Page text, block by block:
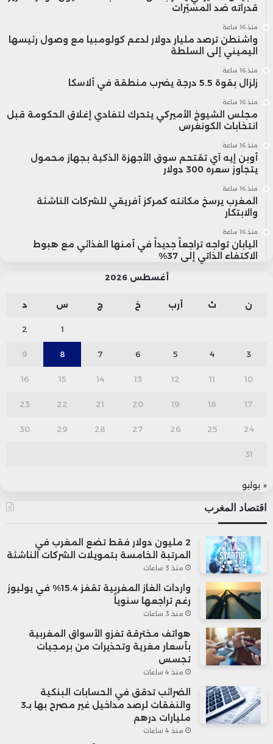
قدراته ضد المسيّرات
منذ 16 ساعة
واشنطن ترصد مليار دولار لدعم كولومبيا مع وصول رئيسها
اليميني إلى السلطة
منذ 16 ساعة
زلزال بقوة 5.5 درجة يضرب منطقة في ألاسكا
منذ 16 ساعة
مجلس الشيوخ الأميركي يتحرك لتفادي إغلاق الحكومة قبل
انتخابات الكونغرس
منذ 16 ساعة
أوبن إيه آي تقتحم سوق الأجهزة الذكية بجهاز محمول
يتجاوز سعره 300 دولار
منذ 16 ساعة
المغرب يرسخ مكانته كمركز أفريقي للشركات الناشئة
والابتكار
منذ 16 ساعة
اليابان تواجه تراجعاً جديداً في أمنها الغذائي مع هبوط
الاكتفاء الذاتي إلى 37%
أغسطس 2026
ن ث أرب خ ج س د
1
2
3
4
5
6
7
8
9
10
11
12
13
14
15
16
17
18
19
20
21
22
23
24
25
26
27
28
29
30
31
« يوليو
اقتصاد المغرب
2 مليون دولار فقط تضع المغرب في
المرتبة الخامسة بتمويلات الشركات الناشئة
منذ 3 ساعات
واردات الغاز المغربية تقفز 15.4% في يوليوز
رغم تراجعها سنوياً
منذ 3 ساعات
هواتف مخترقة تغزو الأسواق المغربية
بأسعار مغرية وتحذيرات من برمجيات
تجسس
منذ 4 ساعات
الضرائب تدقق في الحسابات البنكية
والنفقات لرصد مداخيل غير مصرح بها بـ3
مليارات درهم
منذ 4 ساعات